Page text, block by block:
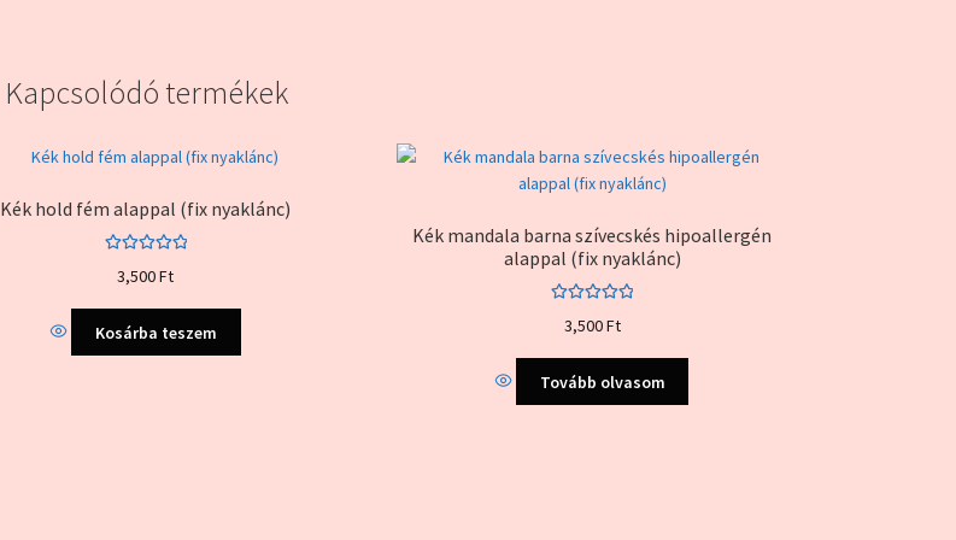
Kapcsolódó termékek
Kék hold fém alappal (fix nyaklánc)
5.00 / 5
3,500Ft
Kosárba teszem
Kék mandala barna szívecskés hipoallergén
alappal (fix nyaklánc)
5.00 / 5
3,500Ft
Tovább olvasom